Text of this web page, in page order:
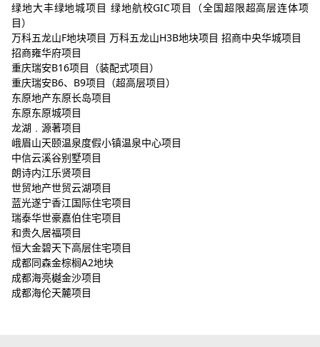
绿地大丰绿地城项目 绿地航校GIC项目（全国超限超高层连体项
目）
万科五龙山F地块项目 万科五龙山H3B地块项目 招商中央华城项目
招商雍华府项目
重庆瑞安B16项目（装配式项目）
重庆瑞安B6、B9项目（超高层项目）
东原地产东原长岛项目
东原东原城项目
龙湖﹒源著项目
峨眉山天颐温泉度假小镇温泉中心项目
中信云溪谷别墅项目
朗诗内江乐贤项目
世贸地产世贸云湖项目
蓝光遂宁香江国际住宅项目
瑞泰华世豪嘉伯住宅项目
和贵久居福项目
恒大金碧天下高层住宅项目
成都同森金棕榈A2地块
成都海亮樾金沙项目
成都海伦天麓项目